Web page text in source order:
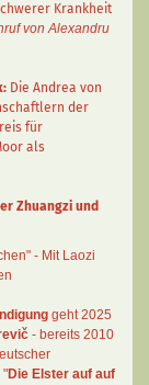
Krankheit
von Alexandru
: Die Andrea von
der
für
als
Zhuangzi und
- Mit Laozi
geht 2025
- bereits 2010
"Die Elster auf auf